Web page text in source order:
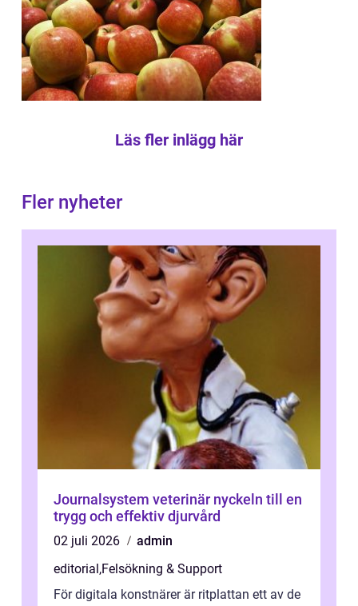
Läs fler inlägg här
Fler nyheter
Journalsystem veterinär nyckeln till en
trygg och effektiv djurvård
02 juli 2026
admin
editorial,Felsökning & Support
För digitala konstnärer är ritplattan ett av de